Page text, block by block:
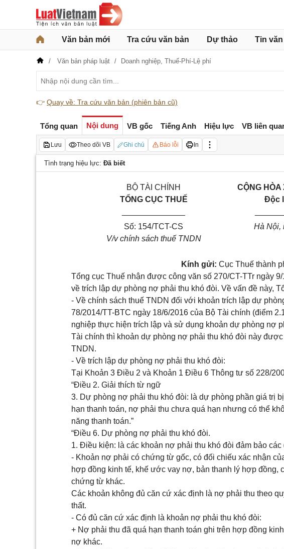
Văn bản mới Tra cứu văn bản Dự thảo Tin
Văn bản pháp luật Doanh nghiệp, Thuế-Phí-Lệ phí
👉 Quay về: Tra cứu văn bản (phiên bản cũ)
Tổng quan Nội dung VB gốc Tiếng Anh Hiệu lực VB liên
Lưu Theo dõi VB Ghi chú Báo lỗi In
Tình trạng hiệu lực: Đã biết
BỘ TÀI CHÍNH
TỔNG CỤC THUẾ
CỘNG HÒA
Độc
Số: 154/TCT-CS
V/vchính sách thuế TNDN
Hà Nội,
Kính gửi: Cục Thuế thành
Tổng cục Thuế nhận được công văn số 270/CT-TTr ngày
về trích lập dự phòng nợ phải thu khó đòi. Về vấn đề này, T
- Về chính sách thuế TNDN đối với khoản trích ập dự
78/2014/TT-BTC ngày 18/6/2016 của Bộ Tài chính (điểm
nghiệp thực hiện trích lập và sử dụng khoản dự phòng nợ
Tài chính thì khoản dự phòng nợ phải thu khó đòi này
TNDN.
- Về trích lập dự phòng nợ phải thu khó đòi:
Tại Khoản 3 Điều 2 và Khoản 1 Điều 6 Thông tư số 228/
“Điều 2. Giải thích từ ngữ
3. Dự phòng nợ phải thu khó đòi: l à dự phòng phần giá trị
hạn thanh toán, nợ phải thu chưa quá hạn nhưng có thể
năng thanh toán.”
“Điều 6. Dự phòng nợ phải thu khó đòi.
1. Điều kiện: là các khoản nợ phải thu khó đòi đảm bảo các
- Khoản nợ phải có chứng từ gốc, có đối chiếu xác nhận
hợp đồng kinh tế, khế ước vay nợ, bản thanh lý hợp đồng,
chứng từ khác.
Các khoản không đủ căn cứ xác định là nợ phải thu theo
thất.
- Có đủ căn cứ xác định là khoản nợ phải thu khó đòi:
+ Nợ phải thu đã quá hạn thanh toán ghi trên hợp đồng
nợ khác.